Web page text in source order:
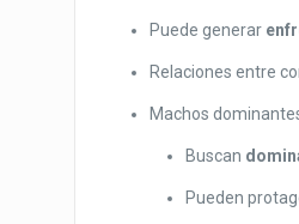
Puede generar
Relaciones entre
Machos
Buscan
Pueden